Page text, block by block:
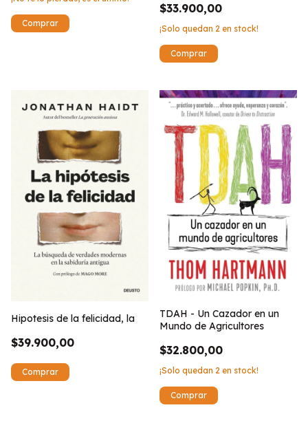
$33.900,00
¡Solo quedan 2 en stock!
Hipotesis de la felicidad, la
$39.900,00
TDAH - Un Cazador en un
Mundo de Agricultores
$32.800,00
¡Solo quedan 2 en stock!